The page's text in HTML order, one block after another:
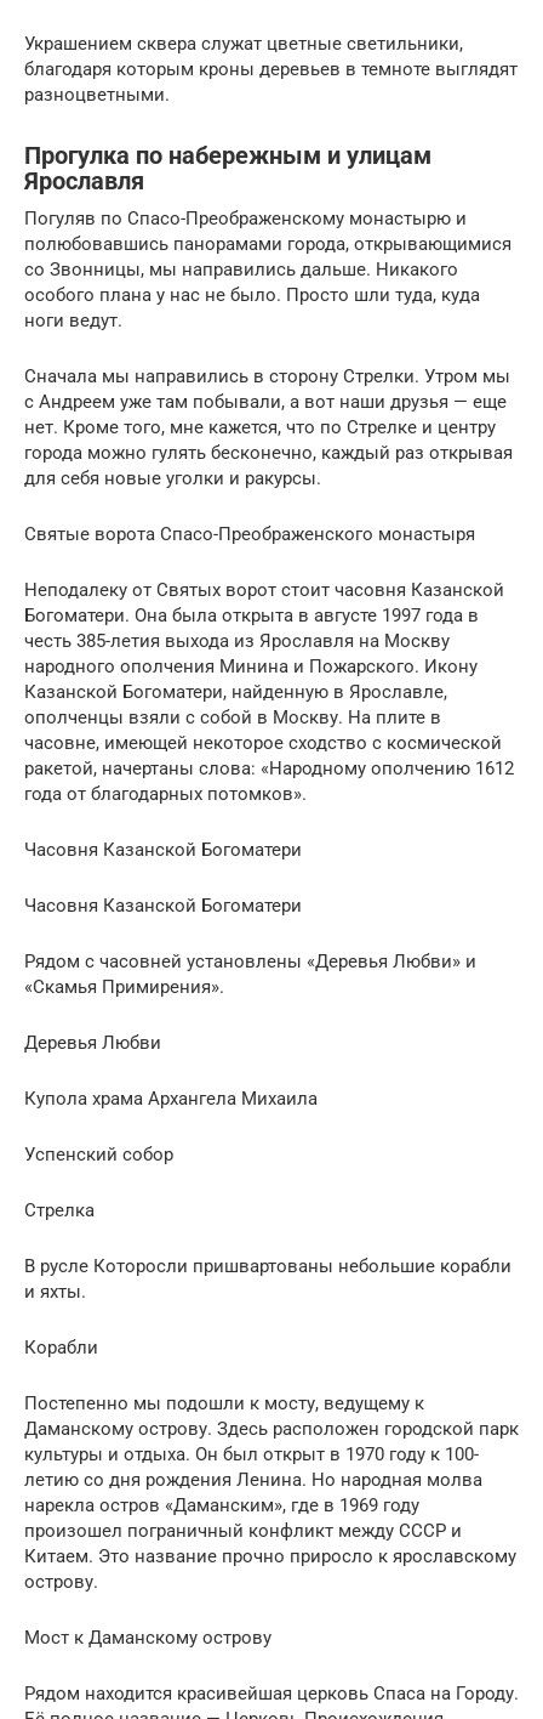
Украшением сквера служат цветные светильники,
благодаря которым кроны деревьев в темноте выглядят
разноцветными.
Прогулка по набережным и улицам
Ярославля
Погуляв по Спасо-Преображенскому монастырю и
полюбовавшись панорамами города, открывающимися
со Звонницы, мы направились дальше. Никакого
особого плана у нас не было. Просто шли туда, куда
ноги ведут.
Сначала мы направились в сторону Стрелки. Утром мы
с Андреем уже там побывали, а вот наши друзья — еще
нет. Кроме того, мне кажется, что по Стрелке и центру
города можно гулять бесконечно, каждый раз открывая
для себя новые уголки и ракурсы.
Святые ворота Спасо-Преображенского монастыря
Неподалеку от Святых ворот стоит часовня Казанской
Богоматери. Она была открыта в августе 1997 года в
честь 385-летия выхода из Ярославля на Москву
народного ополчения Минина и Пожарского. Икону
Казанской Богоматери, найденную в Ярославле,
ополченцы взяли с собой в Москву. На плите в
часовне, имеющей некоторое сходство с космической
ракетой, начертаны слова: «Народному ополчению 1612
года от благодарных потомков».
Часовня Казанской Богоматери
Часовня Казанской Богоматери
Рядом с часовней установлены «Деревья Любви» и
«Скамья Примирения».
Деревья Любви
Купола храма Архангела Михаила
Успенский собор
Стрелка
В русле Которосли пришвартованы небольшие корабли
и яхты.
Корабли
Постепенно мы подошли к мосту, ведущему к
Даманскому острову. Здесь расположен городской парк
культуры и отдыха. Он был открыт в 1970 году к 100-
летию со дня рождения Ленина. Но народная молва
нарекла остров «Даманским», где в 1969 году
произошел пограничный конфликт между СССР и
Китаем. Это название прочно приросло к ярославскому
острову.
Мост к Даманскому острову
Рядом находится красивейшая церковь Спаса на Городу.